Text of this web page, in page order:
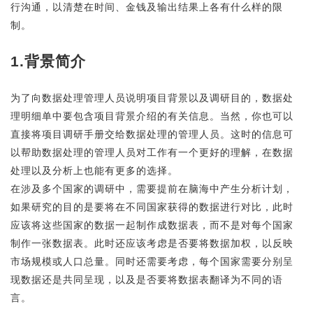
行沟通，以清楚在时间、金钱及输出结果上各有什么样的限
制。
1.背景简介
为了向数据处理管理人员说明项目背景以及调研目的，数据处
理明细单中要包含项目背景介绍的有关信息。当然，你也可以
直接将项目调研手册交给数据处理的管理人员。这时的信息可
以帮助数据处理的管理人员对工作有一个更好的理解，在数据
处理以及分析上也能有更多的选择。
在涉及多个国家的调研中，需要提前在脑海中产生分析计划，
如果研究的目的是要将在不同国家获得的数据进行对比，此时
应该将这些国家的数据一起制作成数据表，而不是对每个国家
制作一张数据表。此时还应该考虑是否要将数据加权，以反映
市场规模或人口总量。同时还需要考虑，每个国家需要分别呈
现数据还是共同呈现，以及是否要将数据表翻译为不同的语
言。